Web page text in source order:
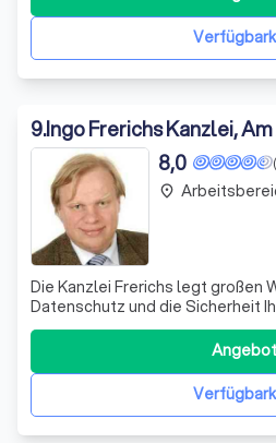
verschiedenen Kanzleien tätig,
in die Selbstständigkeit wagte.
9.Ingo Frerichs Kanzlei,
8,0
Die Kanzlei Frerichs legt großen
Datenschutz und die Sicherheit
Wir bieten eine Vielzahl von
die Angabe personenbezogener
können. Sollten jedoch spezielle
Anspruch genommen werden,
Angebot
place